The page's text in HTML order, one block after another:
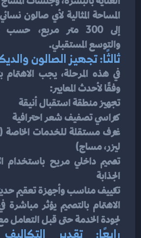
والتوسع المستقبلي.
ثالثًا: تجهيز الصالون
وفقًا لأحدث المعايير:
تجهيز منطقة استقبال أنيقة
كراسي تصفيف شعر احترافية
ليزر، مساج)
الجذابة
تكييف مناسب وأجهزة تعقيم
لجودة الخدمة حتى قبل التعامل